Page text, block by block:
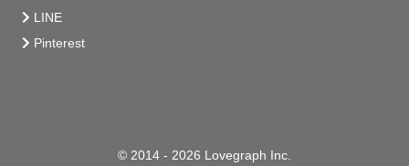
LINE
Pinterest
© 2014 - 2026 Lovegraph Inc.